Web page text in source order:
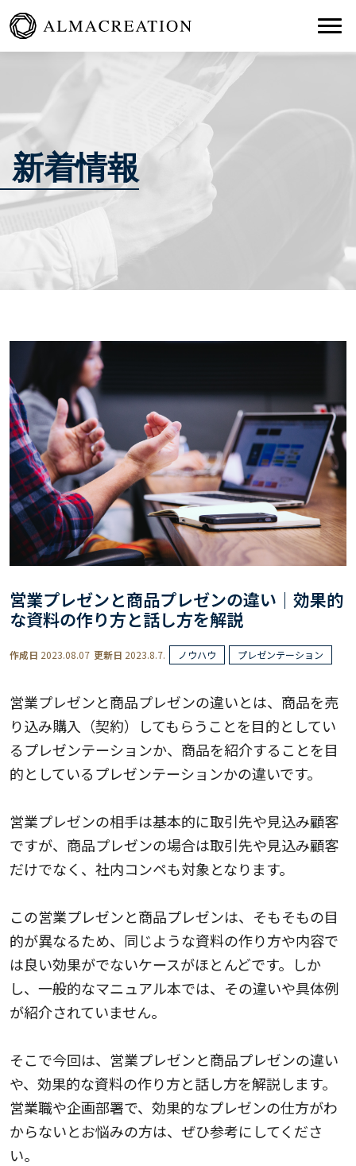
新着情報
営業プレゼンと商品プレゼンの違い｜効果的
な資料の作り方と話し方を解説
作成日 2023.08.07 更新日 2023.8.7. ノウハウ プレゼンテーション
営業プレゼンと商品プレゼンの違いとは、商品を売
り込み購入（契約）してもらうことを目的としてい
るプレゼンテーションか、商品を紹介することを目
的としているプレゼンテーションかの違いです。
営業プレゼンの相手は基本的に取引先や見込み顧客
ですが、商品プレゼンの場合は取引先や見込み顧客
だけでなく、社内コンペも対象となります。
この営業プレゼンと商品プレゼンは、そもそもの目
的が異なるため、同じような資料の作り方や内容で
は良い効果がでないケースがほとんどです。しか
し、一般的なマニュアル本では、その違いや具体例
が紹介されていません。
そこで今回は、営業プレゼンと商品プレゼンの違い
や、効果的な資料の作り方と話し方を解説します。
営業職や企画部署で、効果的なプレゼンの仕方がわ
からないとお悩みの方は、ぜひ参考にしてくださ
い。